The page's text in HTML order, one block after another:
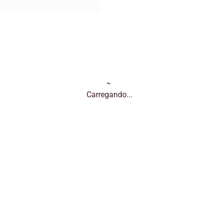
Carregando...